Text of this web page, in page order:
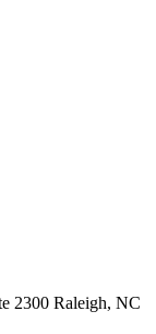
2300 Raleigh, NC